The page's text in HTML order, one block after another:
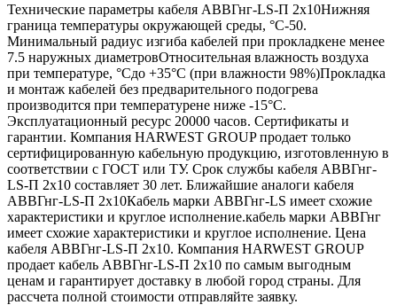
Технические параметры кабеля АВВГнг-LS-П 2х10Нижняя
граница температуры окружающей среды, °С-50.
Минимальный радиус изгиба кабелей при прокладкене менее
7.5 наружных диаметровОтносительная влажность воздуха
при температуре, °Сдо +35°С (при влажности 98%)Прокладка
и монтаж кабелей без предварительного подогрева
производится при температурене ниже -15°С.
Эксплуатационный ресурс 20000 часов. Сертификаты и
гарантии. Компания HARWEST GROUP продает только
сертифицированную кабельную продукцию, изготовленную в
соответствии с ГОСТ или ТУ. Срок службы кабеля АВВГнг-
LS-П 2х10 составляет 30 лет. Ближайшие аналоги кабеля
АВВГнг-LS-П 2х10Кабель марки АВВГнг-LS имеет схожие
характеристики и круглое исполнение.кабель марки АВВГнг
имеет схожие характеристики и круглое исполнение. Цена
кабеля АВВГнг-LS-П 2х10. Компания HARWEST GROUP
продает кабель АВВГнг-LS-П 2х10 по самым выгодным
ценам и гарантирует доставку в любой город страны. Для
рассчета полной стоимости отправляйте заявку.